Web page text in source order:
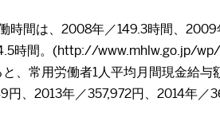
間は、2008年／149.3時間、
時間。(http://www.mhlw.go.jp/
、常用労働者1人平均月間現金給
、2013年／357,972円、2014年／